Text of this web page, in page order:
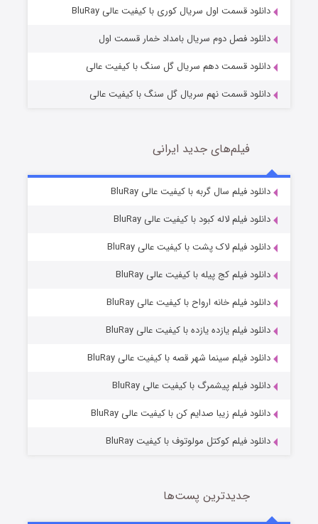
قسمت2 (زیرنویس) منتشر شد
قسمت7 (زیرنویس) منتشر شد
دانلود قسمت اول سریال کوری با کیفیت عالی BluRay
دانلود فصل دوم سریال بامداد خمار قسمت اول
دانلود قسمت دهم سریال گل سنگ با کیفیت عالی
دانلود قسمت نهم سریال گل سنگ با کیفیت عالی
فیلم‌های جدید ایرانی
دانلود فیلم سال گربه با کیفیت عالی BluRay
دانلود فیلم لاله کبود با کیفیت عالی BluRay
دانلود فیلم لاک پشت با کیفیت عالی BluRay
دانلود فیلم کج‌ پیله با کیفیت عالی BluRay
دانلود فیلم خانه ارواح با کیفیت عالی BluRay
دانلود فیلم یازده یازده با کیفیت عالی BluRay
دانلود فیلم سینما شهر قصه با کیفیت عالی BluRay
دانلود فیلم پیشمرگ با کیفیت عالی BluRay
دانلود فیلم زیبا صدایم کن با کیفیت عالی BluRay
دانلود فیلم کوکتل مولوتوف با کیفیت BluRay
جدیدترین پست‌ها